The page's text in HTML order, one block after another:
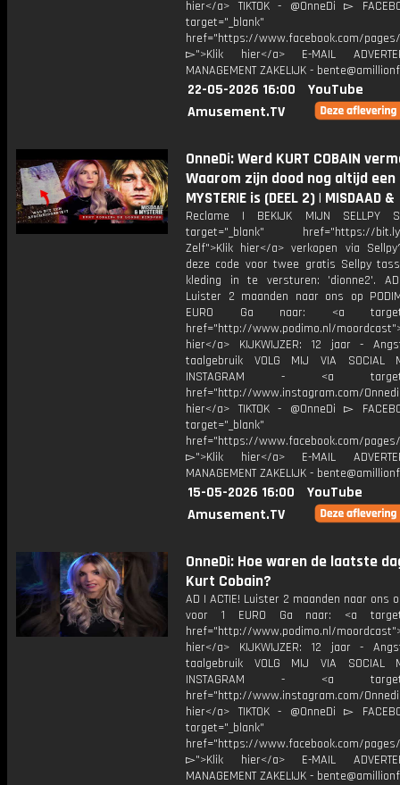
hier</a> TIKTOK - @OnneDi ▻
target="_blank"
href="https://www.facebook.com/pages/
▻">Klik hier</a> E-MAIL
MANAGEMENT ZAKELIJK -
22-05-2026 16:00
YouTube
Amusement.TV
OnneDi: Werd KURT COBAIN
Waarom zijn dood nog altijd een
MYSTERIE is (DEEL 2) | MISDAAD &
Reclame | BEKIJK MIJN SELLPY
target="_blank" href="https://bit.ly/
Zelf">Klik hier</a> verkopen via
deze code voor twee gratis Sellpy
kleding in te versturen: 'dionne2'.
Luister 2 maanden naar ons op
EURO Ga naar: <a
href="http://www.podimo.nl/
hier</a> KIJKWIJZER: 12 jaar -
taalgebruik VOLG MIJ VIA SOCIAL
INSTAGRAM - <a
href="http://www.instagram.com/
hier</a> TIKTOK - @OnneDi ▻
target="_blank"
href="https://www.facebook.com/pages/
▻">Klik hier</a> E-MAIL
MANAGEMENT ZAKELIJK -
15-05-2026 16:00
YouTube
Amusement.TV
OnneDi: Hoe waren de laatste
Kurt Cobain?
AD | ACTIE! Luister 2 maanden naar ons
voor 1 EURO Ga naar: <a
href="http://www.podimo.nl/
hier</a> KIJKWIJZER: 12 jaar -
taalgebruik VOLG MIJ VIA SOCIAL
INSTAGRAM - <a
href="http://www.instagram.com/
hier</a> TIKTOK - @OnneDi ▻
target="_blank"
href="https://www.facebook.com/pages/
▻">Klik hier</a> E-MAIL
MANAGEMENT ZAKELIJK -